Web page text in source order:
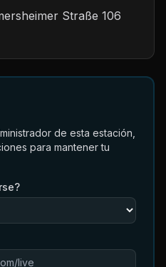
Straße 106
de esta estación,
para mantener tu